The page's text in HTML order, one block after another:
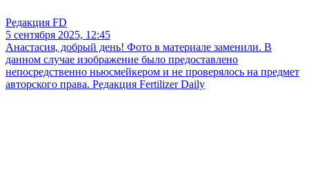
Редакция FD
5 сентября 2025, 12:45
Анастасия, добрый день! Фото в материале заменили. В
данном случае изображение было предоставлено
непосредственно ньюсмейкером и не проверялось на предмет
авторского права. Редакция Fertilizer Daily